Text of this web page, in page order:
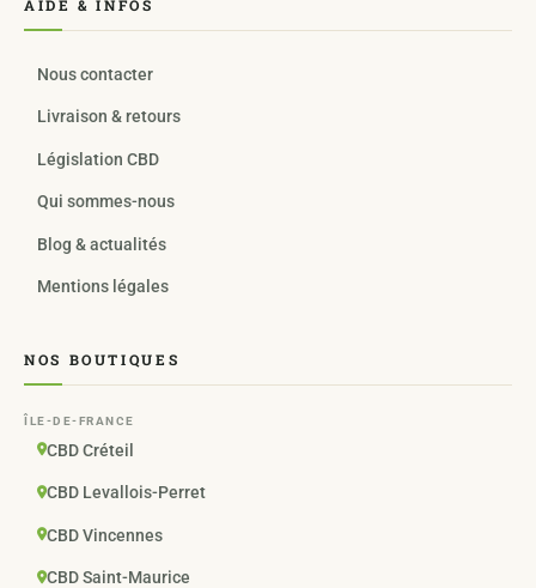
AIDE & INFOS
Nous contacter
Livraison & retours
Législation CBD
Qui sommes-nous
Blog & actualités
Mentions légales
NOS BOUTIQUES
ÎLE-DE-FRANCE
CBD Créteil
CBD Levallois-Perret
CBD Vincennes
CBD Saint-Maurice